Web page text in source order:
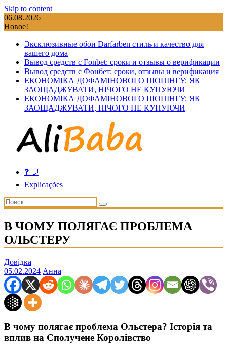
Skip to content
06.08.2026
Новое!
Эксклюзивные обои Darfarben стиль и качество для
вашего дома
Вывод средств с Fonbet: сроки и отзывы о верификации
Вывод средств с Фонбет: сроки, отзывы и верификация
ЕКОНОМІКА ДОФАМІНОВОГО ШОПІНГУ: ЯК
ЗАОЩАДЖУВАТИ, НІЧОГО НЕ КУПУЮЧИ
ЕКОНОМІКА ДОФАМІНОВОГО ШОПІНГУ: ЯК
ЗАОЩАДЖУВАТИ, НІЧОГО НЕ КУПУЮЧИ
❓ 💬
Explicações
В ЧОМУ ПОЛЯГАЄ ПРОБЛЕМА
ОЛЬСТЕРУ
Довідка
05.02.2024 Анна
В чому полягає проблема Ольстера? Історія та
вплив на Сполучене Королівство